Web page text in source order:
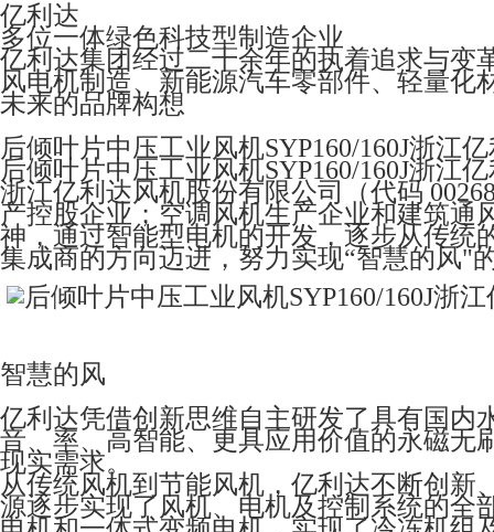
亿利达
多位一体绿色科技型制造企业
亿利达集团经过二十余年的执着追求与变
风电机制造、新能源汽车零部件、轻量
未来的品牌构想
后倾叶片中压工业风机SYP160/160J浙江
后倾叶片中压工业风机SYP160/160J浙江
浙江亿利达风机股份有限公司（代码
产控股企业；空调风机生产企业和建筑通
神，通过智能型电机的开发，逐步从传统
集成商的方向迈进，努力实现“智慧的风"
智慧的风
亿利达凭借创新思维自主研发了具有国内
音、率、高智能、更具应用价值的永磁无
现实需求。
从传统风机到节能风机，亿利达不断创
源逐步实现了风机、电机及控制系统的全